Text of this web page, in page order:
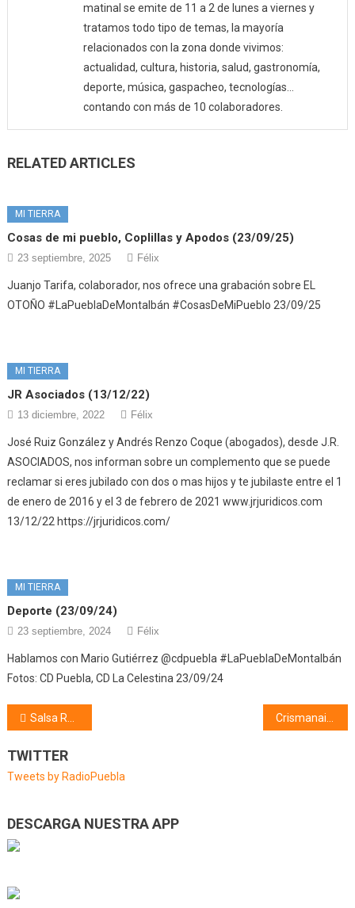
matinal se emite de 11 a 2 de lunes a viernes y
tratamos todo tipo de temas, la mayoría
relacionados con la zona donde vivimos:
actualidad, cultura, historia, salud, gastronomía,
deporte, música, gaspacheo, tecnologías…
contando con más de 10 colaboradores.
RELATED ARTICLES
MI TIERRA
Cosas de mi pueblo, Coplillas y Apodos (23/09/25)
23 septiembre, 2025 Félix
Juanjo Tarifa, colaborador, nos ofrece una grabación sobre EL
OTOÑO #LaPueblaDeMontalbán #CosasDeMiPueblo 23/09/25
MI TIERRA
JR Asociados (13/12/22)
13 diciembre, 2022 Félix
José Ruiz González y Andrés Renzo Coque (abogados), desde J.R.
ASOCIADOS, nos informan sobre un complemento que se puede
reclamar si eres jubilado con dos o mas hijos y te jubilaste entre el 1
de enero de 2016 y el 3 de febrero de 2021 www.jrjuridicos.com
13/12/22 https://jrjuridicos.com/
MI TIERRA
Deporte (23/09/24)
23 septiembre, 2024 Félix
Hablamos con Mario Gutiérrez @cdpuebla #LaPueblaDeMontalbán
Fotos: CD Puebla, CD La Celestina 23/09/24
Navegación
de
entradas
Salsa Rosa (05/10/18)
TWITTER
Tweets by RadioPuebla
DESCARGA NUESTRA APP